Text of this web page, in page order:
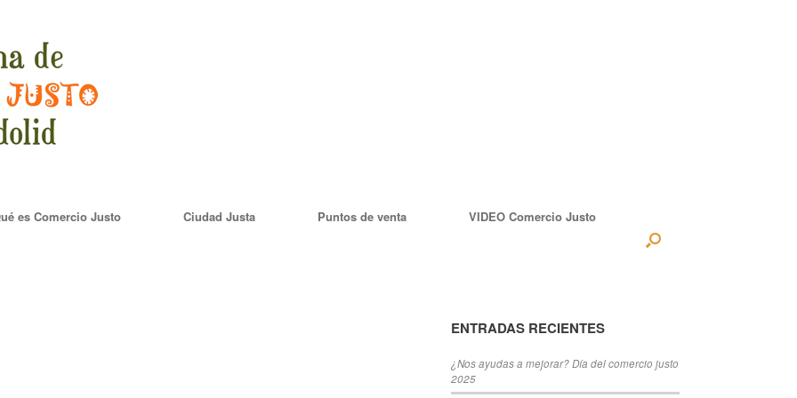
es Comercio Justo Ciudad Justa Puntos de venta VIDEO Comercio Justo
ENTRADAS RECIENTES
¿Nos ayudas a mejorar? Día del comercio justo
2025